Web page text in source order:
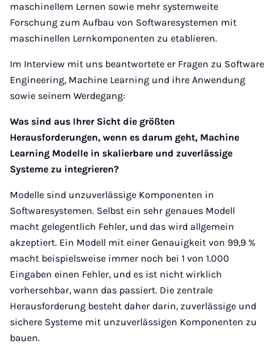
maschinellem Lernen sowie mehr systemweite
Forschung zum Aufbau von Softwaresystemen mit
maschinellen Lernkomponenten zu etablieren.
Im Interview mit uns beantwortete er Fragen zu Software
Engineering, Machine Learning und ihre Anwendung
sowie seinem Werdegang:
Was sind aus Ihrer Sicht die größten
Herausforderungen, wenn es darum geht, Machine
Learning Modelle in skalierbare und zuverlässige
Systeme zu integrieren?
Modelle sind unzuverlässige Komponenten in
Softwaresystemen. Selbst ein sehr genaues Modell
macht gelegentlich Fehler, und das wird allgemein
akzeptiert. Ein Modell mit einer Genauigkeit von 99,9 %
macht beispielsweise immer noch bei 1 von 1.000
Eingaben einen Fehler, und es ist nicht wirklich
vorhersehbar, wann das passiert. Die zentrale
Herausforderung besteht daher darin, zuverlässige und
sichere Systeme mit unzuverlässigen Komponenten zu
bauen.